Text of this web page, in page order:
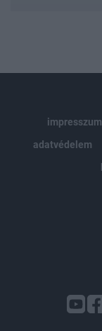
impresszum
adatvédelem